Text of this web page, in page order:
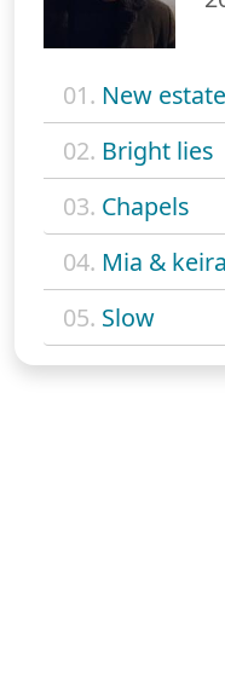
01. New estate
02. Bright lies
03. Chapels
04. Mia &
05. Slow